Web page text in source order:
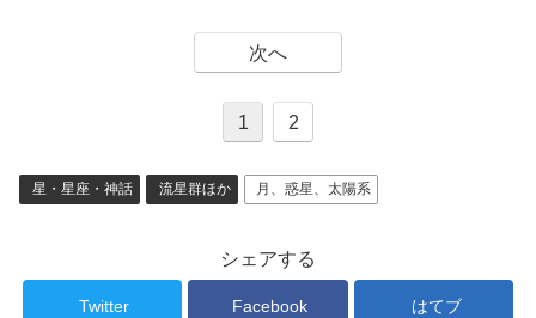
次へ
1 2
星・星座・神話 流星群ほか 月、惑星、太陽系
シェアする
Twitter Facebook はてブ